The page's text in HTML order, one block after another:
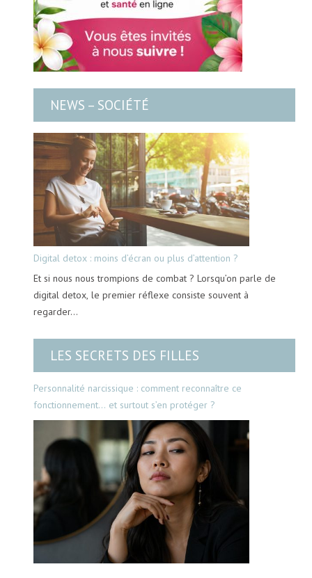
NEWS – SOCIÉTÉ
Digital detox : moins d’écran ou plus d’attention ?
Et si nous nous trompions de combat ? Lorsqu’on parle de
digital detox, le premier réflexe consiste souvent à
regarder…
LES SECRETS DES FILLES
Personnalité narcissique : comment reconnaître ce
fonctionnement… et surtout s’en protéger ?